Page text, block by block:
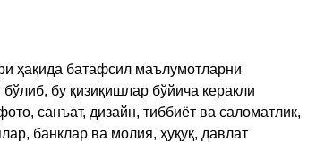
ҳақида батафсил маълумотларни
бу қизиқишлар бўйича керакли
санъат, дизайн, тиббиёт ва саломатлик,
банклар ва молия, ҳуқуқ, давлат